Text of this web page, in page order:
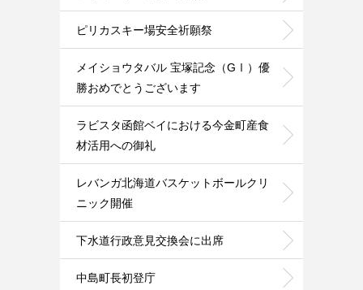
ピリカスキー場安全祈願祭
メイショウタバル 宝塚記念（GⅠ）優
勝おめでとうございます
ラビスタ函館ベイにおける今金町産食
材活用への御礼
レバンガ北海道バスケットボールクリ
ニック開催
下水道行政意見交換会に出席
中島町長初登庁